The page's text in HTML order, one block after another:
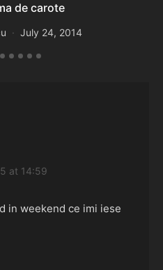
de carote
July 24, 2014
at 14:59
in weekend ce imi iese